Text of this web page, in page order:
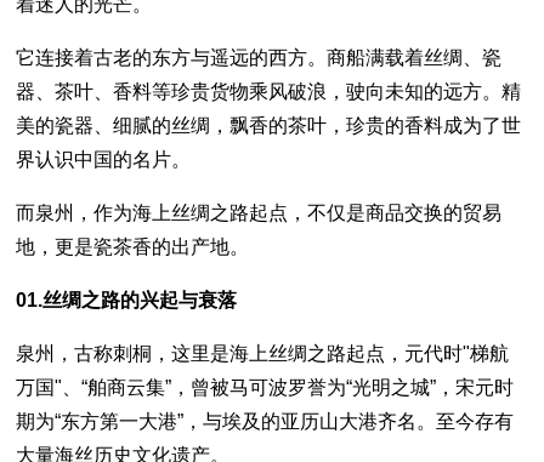
着迷人的光芒。
它连接着古老的东方与遥远的西方。商船满载着丝绸、瓷
器、茶叶、香料等珍贵货物乘风破浪，驶向未知的远方。精
美的瓷器、细腻的丝绸，飘香的茶叶，珍贵的香料成为了世
界认识中国的名片。
而泉州，作为海上丝绸之路起点，不仅是商品交换的贸易
地，更是瓷茶香的出产地。
01.丝绸之路的兴起与衰落
泉州，古称刺桐，这里是海上丝绸之路起点，元代时"梯航
万国"、“舶商云集”，曾被马可波罗誉为“光明之城”，宋元时
期为“东方第一大港”，与埃及的亚历山大港齐名。至今存有
大量海丝历史文化遗产。